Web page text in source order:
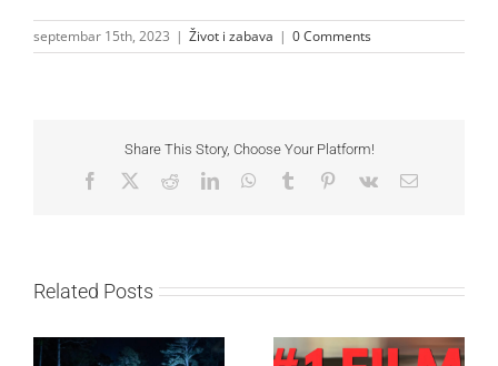
septembar 15th, 2023 | Život i zabava | 0 Comments
Share This Story, Choose Your Platform!
Facebook RedditLinkedInWhatsApp
Tumblr Pinterest
Vk Email
Related Posts